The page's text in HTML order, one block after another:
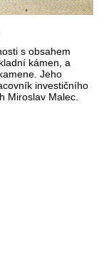
s obsahem
kámen, a
Jeho
investičního
Miroslav Malec.